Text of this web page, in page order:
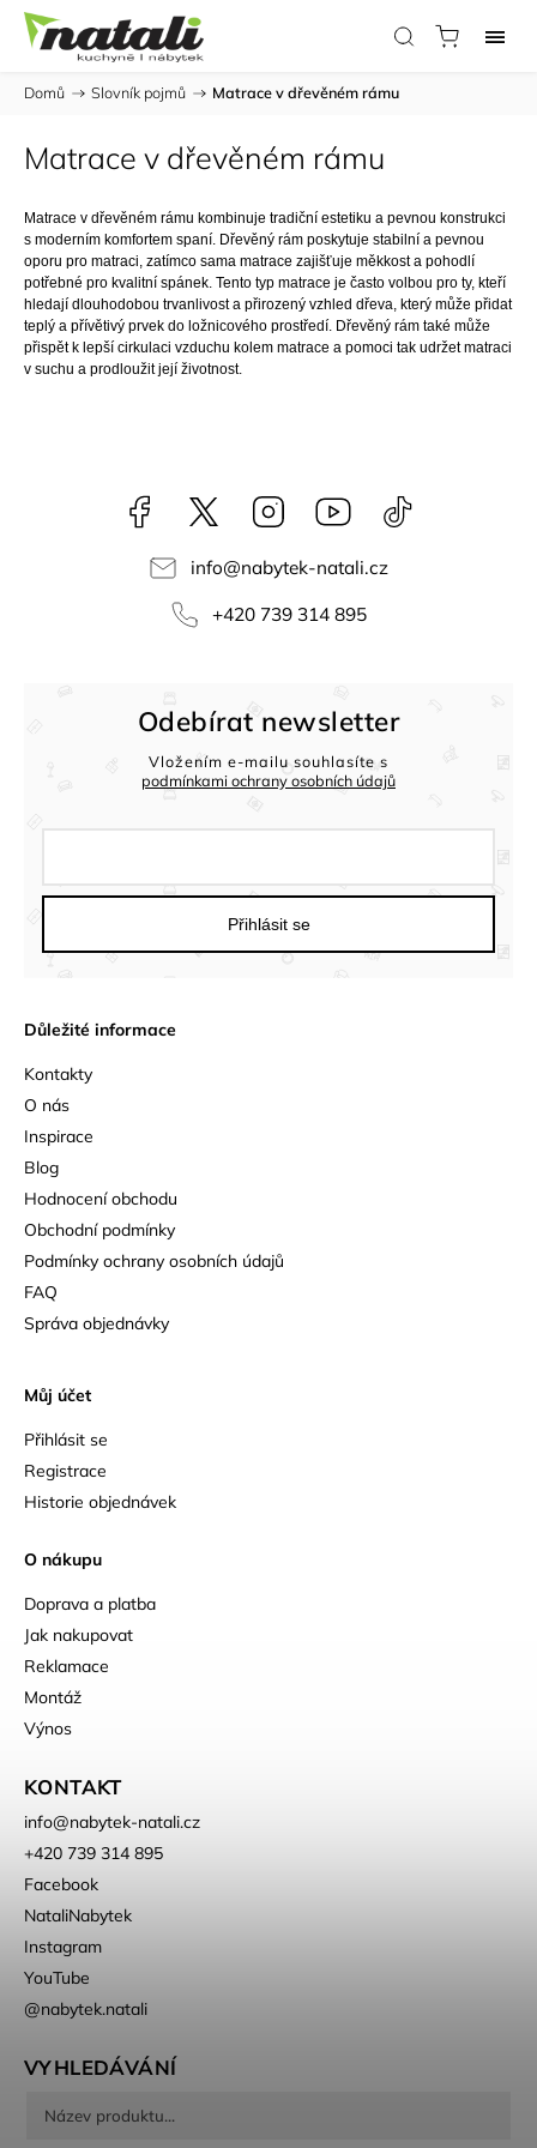
Domů / Slovník pojmů / Matrace v dřevěném rámu
Matrace v dřevěném rámu
Matrace v dřevěném rámu kombinuje tradiční estetiku a pevnou konstrukci
s moderním komfortem spaní. Dřevěný rám poskytuje stabilní a pevnou
oporu pro matraci, zatímco sama matrace zajišťuje měkkost a pohodlí
potřebné pro kvalitní spánek. Tento typ matrace je často volbou pro ty, kteří
hledají dlouhodobou trvanlivost a přirozený vzhled dřeva, který může přidat
teplý a přívětivý prvek do ložnicového prostředí. Dřevěný rám také může
přispět k lepší cirkulaci vzduchu kolem matrace a pomoci tak udržet matraci
v suchu a prodloužit její životnost.
Facebook NataliNabytek
Instagram YouTube
info@nabytek-natali.cz
+420 739 314 895
Důležité informace
Kontakty
O nás
Inspirace
Blog
Hodnocení obchodu
Obchodní podmínky
Podmínky ochrany osobních údajů
FAQ
Správa objednávky
Můj účet
Přihlásit se
Registrace
Historie objednávek
O nákupu
Doprava a platba
Jak nakupovat
Reklamace
Montáž
Výnos
KONTAKT
info@nabytek-natali.cz
+420 739 314 895
Facebook
NataliNabytek
Instagram
YouTube
@nabytek.natali
Odebírat newsletter
Vložením e-mailu souhlasíte s
podmínkami ochrany osobních údajů
Přihlásit se
VYHLEDÁVÁNÍ